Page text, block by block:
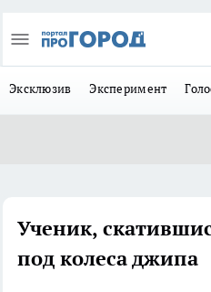
Эксклюзив Эксперимент
Ученик,
под колеса джипа